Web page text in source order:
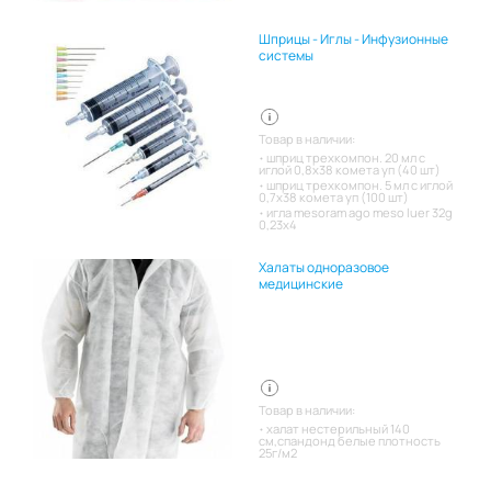
Шприцы - Иглы - Инфузионные
системы
Товар в наличии:
шприц трехкомпон. 20 мл с
иглой 0,8х38 комета уп (40 шт)
шприц трехкомпон. 5 мл с иглой
0,7х38 комета уп (100 шт)
игла mesoram ago meso luer 32g
0,23x4
Халаты одноразовое
медицинские
Товар в наличии:
халат нестерильный 140
см,спандонд белые плотность
25г/м2